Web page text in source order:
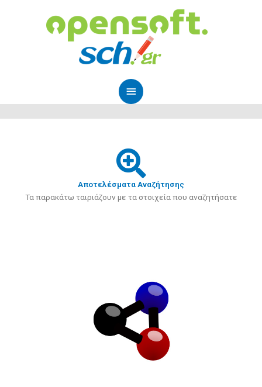
περιεχόμενο
Μενού
Αποτελέσματα Αναζήτησης
Τα παρακάτω ταιριάζουν με τα στοιχεία που αναζητήσατε